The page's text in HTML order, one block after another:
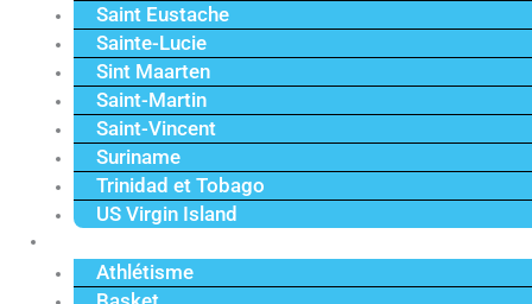
Saint Eustache
Sainte-Lucie
Sint Maarten
Saint-Martin
Saint-Vincent
Suriname
Trinidad et Tobago
US Virgin Island
Athlétisme